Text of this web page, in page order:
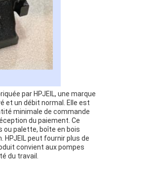
par HPJEIL, une marque
et un débit normal. Elle est
minimale de commande
du paiement. Ce
ou palette, boîte en bois
peut fournir plus de
convient aux pompes
du travail.